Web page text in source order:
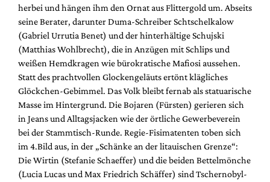
herbei und hängen ihm den Ornat aus Flittergold um. Abseits
seine Berater, darunter Duma-Schreiber Schtschelkalow
(Gabriel Urrutia Benet) und der hinterhältige Schujski
(Matthias Wohlbrecht), die in Anzügen mit Schlips und
weißen Hemdkragen wie bürokratische Mafiosi aussehen.
Statt des prachtvollen Glockengeläuts ertönt klägliches
Glöckchen-Gebimmel. Das Volk bleibt fernab als statuarische
Masse im Hintergrund. Die Bojaren (Fürsten) gerieren sich
in Jeans und Alltagsjacken wie der örtliche Gewerbeverein
bei der Stammtisch-Runde. Regie-Fisimatenten toben sich
im 4.Bild aus, in der „Schänke an der litauischen Grenze“:
Die Wirtin (Stefanie Schaeffer) und die beiden Bettelmönche
(Lucia Lucas und Max Friedrich Schäffer) sind Tschernobyl-